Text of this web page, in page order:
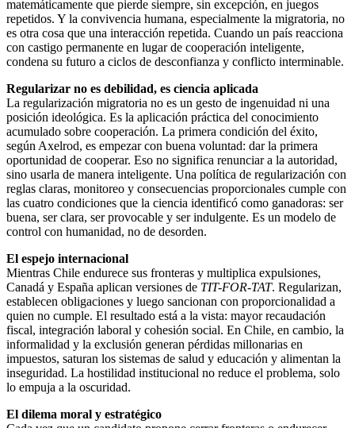
matemáticamente que pierde siempre, sin excepción, en juegos
repetidos. Y la convivencia humana, especialmente la migratoria, no
es otra cosa que una interacción repetida. Cuando un país reacciona
con castigo permanente en lugar de cooperación inteligente,
condena su futuro a ciclos de desconfianza y conflicto interminable.
Regularizar no es debilidad, es ciencia aplicada
La regularización migratoria no es un gesto de ingenuidad ni una
posición ideológica. Es la aplicación práctica del conocimiento
acumulado sobre cooperación. La primera condición del éxito,
según Axelrod, es empezar con buena voluntad: dar la primera
oportunidad de cooperar. Eso no significa renunciar a la autoridad,
sino usarla de manera inteligente. Una política de regularización con
reglas claras, monitoreo y consecuencias proporcionales cumple con
las cuatro condiciones que la ciencia identificó como ganadoras: ser
buena, ser clara, ser provocable y ser indulgente. Es un modelo de
control con humanidad, no de desorden.
El espejo internacional
Mientras Chile endurece sus fronteras y multiplica expulsiones,
Canadá y España aplican versiones de TIT-FOR-TAT. Regularizan,
establecen obligaciones y luego sancionan con proporcionalidad a
quien no cumple. El resultado está a la vista: mayor recaudación
fiscal, integración laboral y cohesión social. En Chile, en cambio, la
informalidad y la exclusión generan pérdidas millonarias en
impuestos, saturan los sistemas de salud y educación y alimentan la
inseguridad. La hostilidad institucional no reduce el problema, solo
lo empuja a la oscuridad.
El dilema moral y estratégico